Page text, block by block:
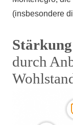
(insbesondere
durch